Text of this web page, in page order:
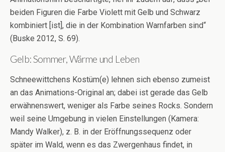
beiden Figuren die Farbe Violett mit Gelb und Schwarz
kombiniert [ist], die in der Kombination Warnfarben sind“
(Buske 2012, S. 69).
Gelb: Sommer, Wärme und Leben
Schneewittchens Kostüm(e) lehnen sich ebenso zumeist
an das Animations-Original an; dabei ist gerade das Gelb
erwähnenswert, weniger als Farbe seines Rocks. Sondern
weil seine Umgebung in vielen Einstellungen (Kamera:
Mandy Walker), z. B. in der Eröffnungssequenz oder
später im Wald, wenn es das Zwergenhaus findet, in